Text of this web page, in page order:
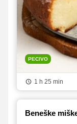
PECIVO
1 h 25 min
Beneške